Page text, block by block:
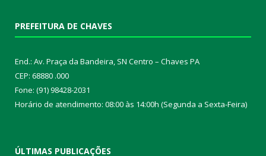
PREFEITURA DE CHAVES
End.: Av. Praça da Bandeira, SN Centro – Chaves PA
CEP: 68880 .000
Fone: (91) 98428-2031
Horário de atendimento: 08:00 às 14:00h (Segunda a Sexta-Feira)
ÚLTIMAS PUBLICAÇÕES